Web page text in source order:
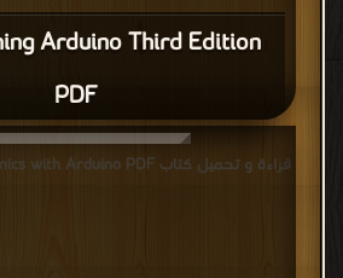
Arduino Third Edition
PDF
قراءة و تحميل كتاب Learn Electronics with Arduino PDF مجانا